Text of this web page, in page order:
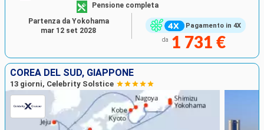
Pagamento in 4X
Pensione completa
da 1 731 €
Partenza da Yokohama
mar 12 set 2028
COREA DEL SUD, GIAPPONE
13 giorni, Celebrity Solstice